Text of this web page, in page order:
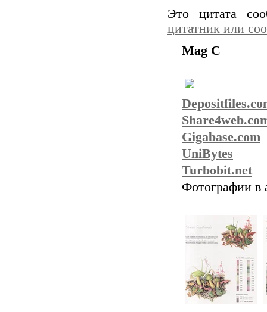
Это цитата
цитатник или
Mag C
Gigabase.com
UniBytes
Turbobit.net
Фотографии в